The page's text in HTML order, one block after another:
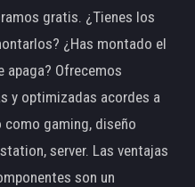
gratis. ¿Tienes los
¿Has montado el
apaga? Ofrecemos
y optimizadas acordes a
como gaming, diseño
server. Las ventajas
son un